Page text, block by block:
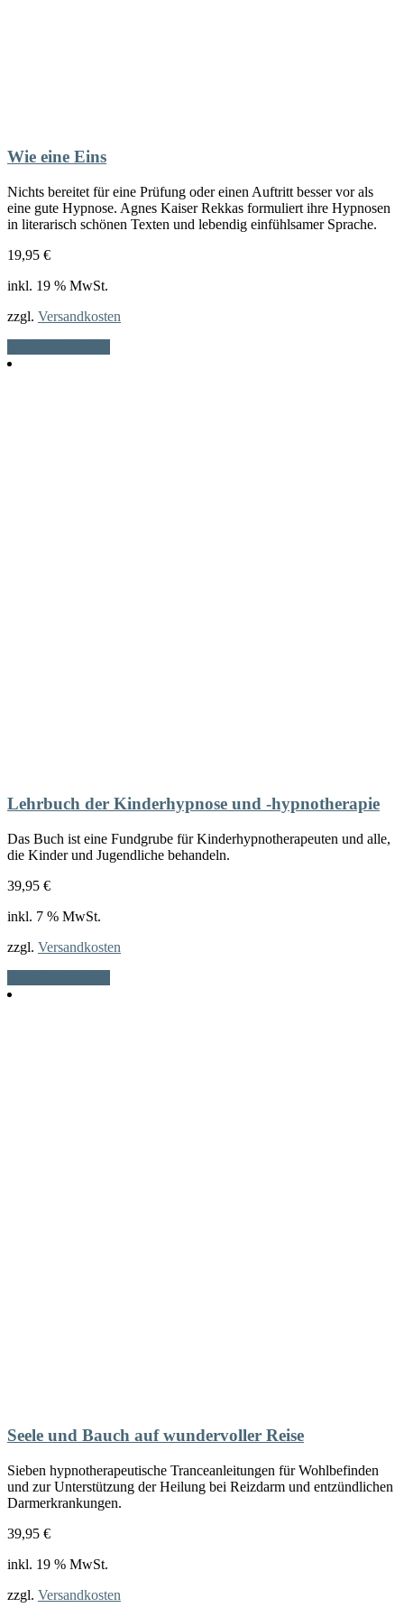
Wie eine Eins
Nichts bereitet für eine Prüfung oder einen Auftritt besser vor als
eine gute Hypnose. Agnes Kaiser Rekkas formuliert ihre Hypnosen
in literarisch schönen Texten und lebendig einfühlsamer Sprache.
19,95 €
inkl. 19 % MwSt.
zzgl. Versandkosten
Lehrbuch der Kinderhypnose und -hypnotherapie
Das Buch ist eine Fundgrube für Kinderhypnotherapeuten und alle,
die Kinder und Jugendliche behandeln.
39,95 €
inkl. 7 % MwSt.
zzgl. Versandkosten
Seele und Bauch auf wundervoller Reise
Sieben hypnotherapeutische Tranceanleitungen für Wohlbefinden
und zur Unterstützung der Heilung bei Reizdarm und entzündlichen
Darmerkrankungen.
39,95 €
inkl. 19 % MwSt.
zzgl. Versandkosten